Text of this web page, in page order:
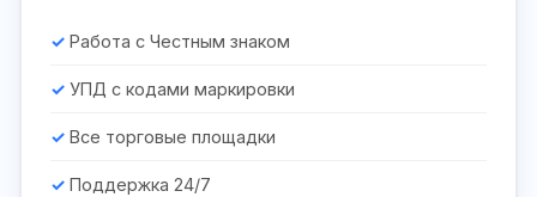
Работа с Честным знаком
УПД с кодами маркировки
Все торговые площадки
Поддержка 24/7